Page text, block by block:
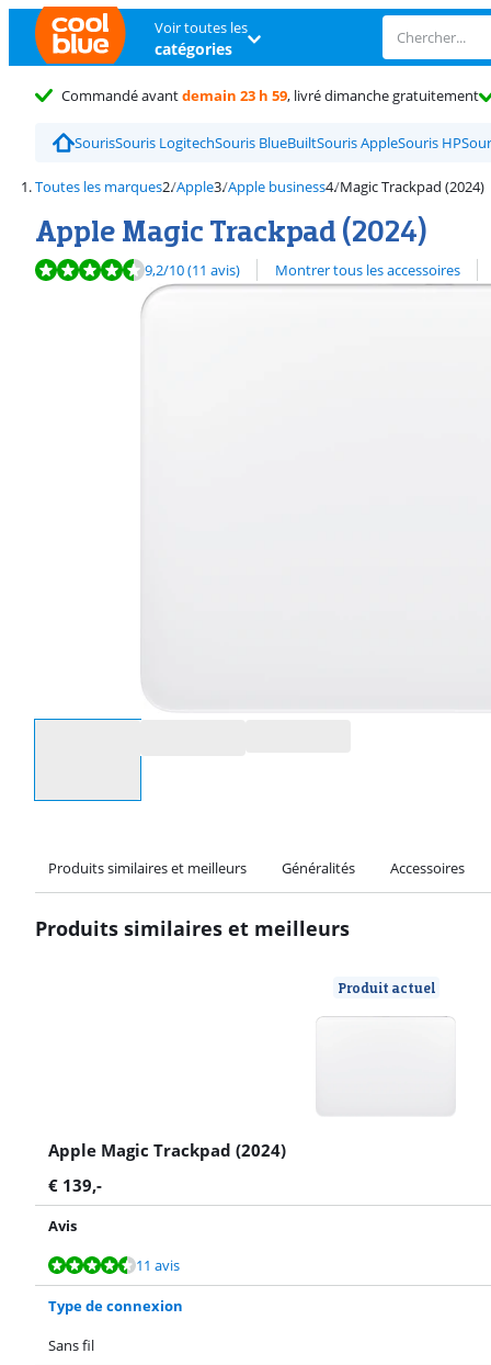
Voir toutes les
catégories
Commandé avantdemain 23 h 59, livré dimanche gratuitement
SourisSouris LogitechSouris BlueBuiltSouris AppleSouris HP
Toutes les marques Apple Apple business Magic Trackpad (2024)
Apple Magic Trackpad (2024)
La note est de 9,2 sur 10, basée sur 11 avis.
9,2/10(11 avis) Montrer tous les accessoires
Découvrez l'ensemble des
Produits similaires et meilleurs Généralités Accessoires
Produits similaires et meilleurs
Produit actuel
Apple Magic Trackpad (2024)
€ 139,-
Avis
La note est de 9,2 sur 10, basée sur 11 avis.
11 avis
La note est de 8,3 sur 10, basée sur 5 avis.
Type de connexion
Sans fil